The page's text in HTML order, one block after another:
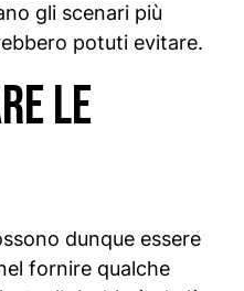
gli scenari più
potuti evitare.
le
dunque essere
fornire qualche